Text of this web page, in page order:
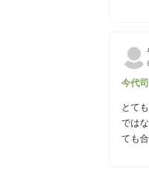
今代
とてもすっきりと
ではな
ても